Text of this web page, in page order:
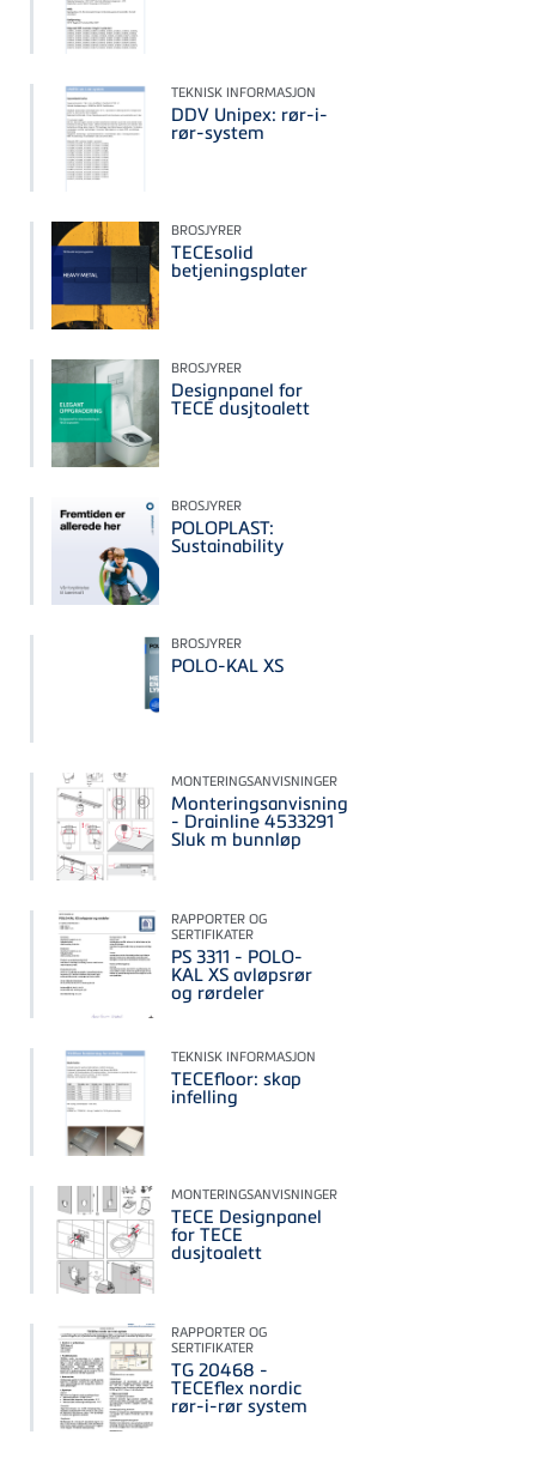
TEKNISK INFORMASJON
DDV Unipex: rør-i-
rør-system
BROSJYRER
TECEsolid
betjeningsplater
BROSJYRER
Designpanel for
TECE dusjtoalett
BROSJYRER
POLOPLAST:
Sustainability
BROSJYRER
POLO-KAL XS
MONTERINGSANVISNINGER
Monteringsanvisning
- Drainline 4533291
Sluk m bunnløp
RAPPORTER OG
SERTIFIKATER
PS 3311 - POLO-
KAL XS avløpsrør
og rørdeler
TEKNISK INFORMASJON
TECEfloor: skap
infelling
MONTERINGSANVISNINGER
TECE Designpanel
for TECE
dusjtoalett
RAPPORTER OG
SERTIFIKATER
TG 20468 -
TECEflex nordic
rør-i-rør system